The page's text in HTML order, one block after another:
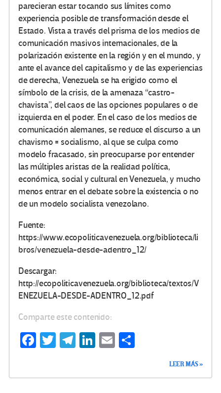
parecieran estar tocando sus límites como
experiencia posible de transformación desde el
Estado. Vista a través del prisma de los medios de
comunicación masivos internacionales, de la
polarización existente en la región y en el mundo, y
ante el avance del capitalismo y de las experiencias
de derecha, Venezuela se ha erigido como el
símbolo de la crisis, de la amenaza “castro-
chavista”, del caos de las opciones populares o de
izquierda en el poder. En el caso de los medios de
comunicación alemanes, se reduce el discurso a un
chavismo = socialismo, al que se culpa como
modelo fracasado, sin preocuparse por entender
las múltiples aristas de la realidad política,
económica, social y cultural en Venezuela, y mucho
menos entrar en el debate sobre la existencia o no
de un modelo socialista venezolano.
Fuente:
https://www.ecopoliticavenezuela.org/biblioteca/li
bros/venezuela-desde-adentro_12/
Descargar:
http://ecopoliticavenezuela.org/biblioteca/textos/V
ENEZUELA-DESDE-ADENTRO_12.pdf
Comparte este contenido:
Fa T
Te Li
E
LEER MÁS »